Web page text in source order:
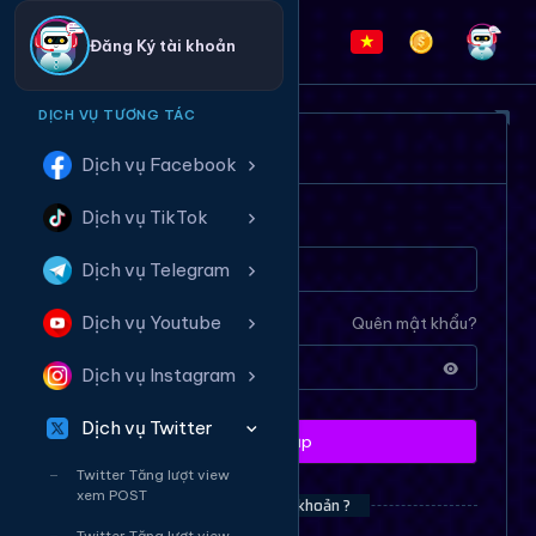
Đăng Ký tài khoản
DỊCH VỤ TƯƠNG TÁC
Dịch vụ Facebook
Dịch vụ TikTok
Dịch vụ Telegram
Dịch vụ Youtube
Dịch vụ Instagram
Dịch vụ Twitter
Twitter Tăng lượt view
xem POST
ĐĂNG NHẬP HỆ THỐNG
Tên tài khoản
Quên mật khẩu?
Mật khẩu
Đăng nhập
Bạn chưa có tài khoản ?